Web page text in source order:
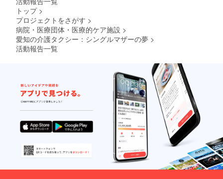
トップ >
プロジェクトをさがす >
病院・医療団体・医療的ケア施設 >
愛知の介護タクシー：シングルマザーの夢 >
活動報告一覧